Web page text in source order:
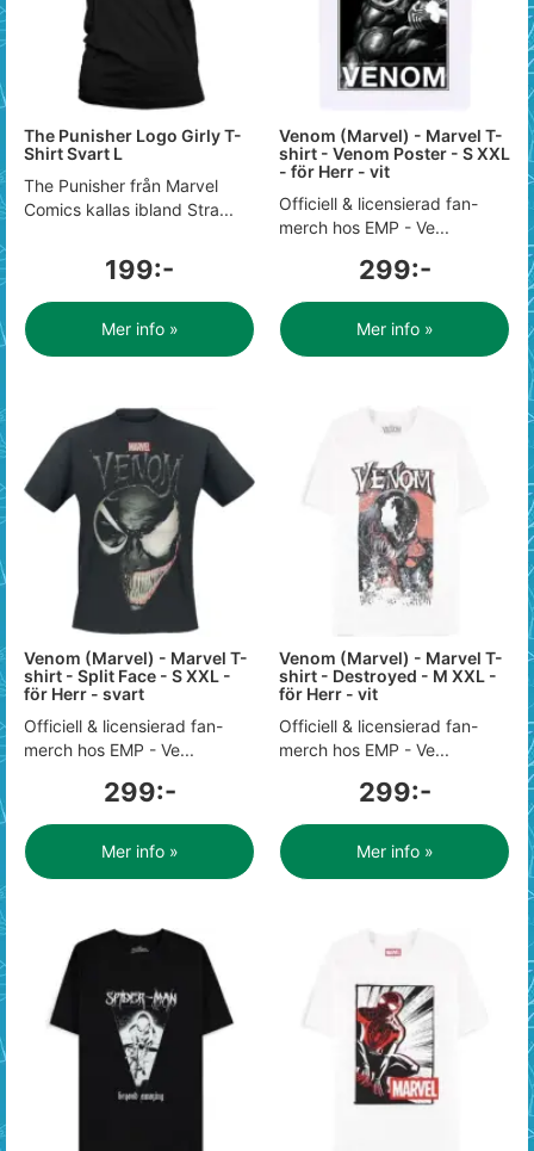
The Punisher Logo Girly T-
Shirt Svart L
The Punisher från Marvel
Comics kallas ibland Stra...
199:-
Mer info »
Venom (Marvel) - Marvel T-
shirt - Venom Poster - S XXL
- för Herr - vit
Officiell & licensierad fan-
merch hos EMP - Ve...
299:-
Mer info »
Venom (Marvel) - Marvel T-
shirt - Split Face - S XXL -
för Herr - svart
Officiell & licensierad fan-
merch hos EMP - Ve...
299:-
Mer info »
Venom (Marvel) - Marvel T-
shirt - Destroyed - M XXL -
för Herr - vit
Officiell & licensierad fan-
merch hos EMP - Ve...
299:-
Mer info »